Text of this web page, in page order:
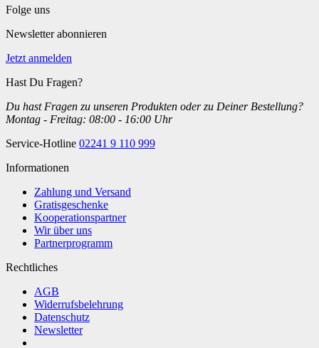
Folge uns
Newsletter abonnieren
Jetzt anmelden
Hast Du Fragen?
Du hast Fragen zu unseren Produkten oder zu Deiner Bestellung?
Montag - Freitag: 08:00 - 16:00 Uhr
Service-Hotline 02241 9 110 999
Informationen
Zahlung und Versand
Gratisgeschenke
Kooperationspartner
Wir über uns
Partnerprogramm
Rechtliches
AGB
Widerrufsbelehrung
Datenschutz
Newsletter